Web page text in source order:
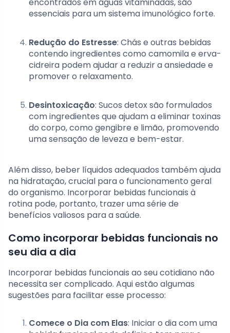
essenciais para um sistema imunológico forte.
Redução do Estresse: Chás e outras bebidas
contendo ingredientes como camomila e erva-
cidreira podem ajudar a reduzir a ansiedade e
promover o relaxamento.
Desintoxicação: Sucos detox são formulados
com ingredientes que ajudam a eliminar toxinas
do corpo, como gengibre e limão, promovendo
uma sensação de leveza e bem-estar.
Além disso, beber líquidos adequados também ajuda
na hidratação, crucial para o funcionamento geral
do organismo. Incorporar bebidas funcionais à
rotina pode, portanto, trazer uma série de
benefícios valiosos para a saúde.
Como incorporar bebidas funcionais no
seu dia a dia
Incorporar bebidas funcionais ao seu cotidiano não
necessita ser complicado. Aqui estão algumas
sugestões para facilitar esse processo:
Comece o Dia com Elas: Iniciar o dia com uma